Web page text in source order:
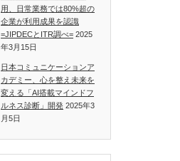
用、日常業務では80%超の
企業が利用成果を認識
=JIPDECとITR調べ= 2025
年3月15日
日本コミュニケーションア
カデミー、心を整え未来を
変える「AI搭載マインドフ
ルネス診断」開発 2025年3
月5日